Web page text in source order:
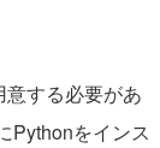
する必要があ
Pythonをインス